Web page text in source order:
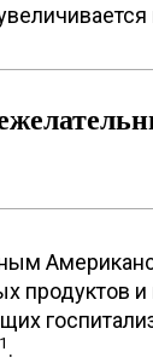
продуктов и
1 .